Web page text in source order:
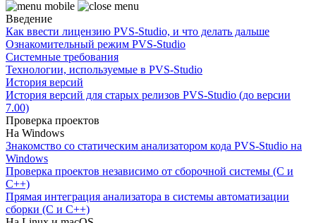
Введение
Как ввести лицензию PVS-Studio, и что делать дальше
Ознакомительный режим PVS-Studio
Системные требования
Технологии, используемые в PVS-Studio
История версий
История версий для старых релизов PVS-Studio (до версии
7.00)
Проверка проектов
На Windows
Знакомство со статическим анализатором кода PVS-Studio на
Windows
Проверка проектов независимо от сборочной системы (C и
C++)
Прямая интеграция анализатора в системы автоматизации
сборки (C и C++)